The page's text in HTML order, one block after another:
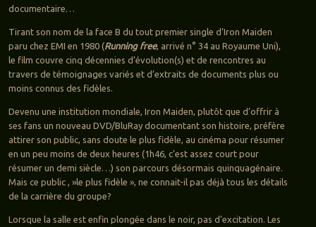
documentaire…
Tirant son nom de la face B du tout premier single d’Iron Maiden
paru chez EMI en 1980 (Running free, arrivé n° 34 au Royaume Uni),
le film couvre cinq décennies d’évolution(s) et de rencontres au
travers de témoignages variés et d’extraits de documents plus ou
moins connus des fidèles.
Devenu une institution mondiale, Iron Maiden, plutôt que d’offrir à
ses fans un nouveau DVD/BluRay documentant son histoire, préfère
attirer son public, sans doute le plus fidèle, au cinéma pour résumer
en un peu moins de deux heures (1h46, c’est assez court pour
résumer un demi siècle…) son parcours désormais quinquagénaire.
Mais ce public , »le plus fidèle », ne connait-il pas déjà tous les détails
de la carrière du groupe?
Lorsque la salle est enfin plongée dans le noir, pas d’excitation. Les